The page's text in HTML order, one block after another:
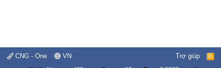
CNG - One VN Trợ giúp
R